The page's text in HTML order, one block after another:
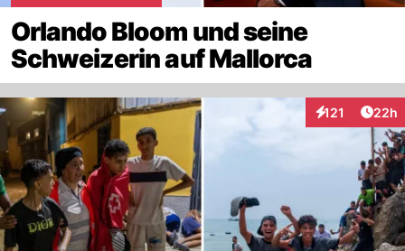
Orlando Bloom und seine
Schweizerin auf Mallorca
121
Interaktionen
22h